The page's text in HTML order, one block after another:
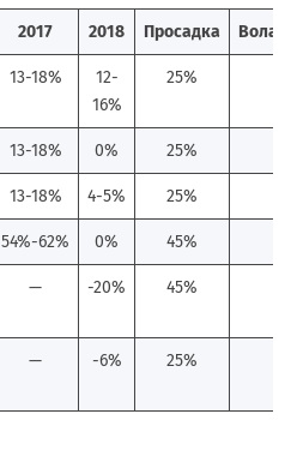
2017 2018 Просадка
13-18%
12-
16%
25%
13-18% 0% 25%
13-18% 4-5% 25%
54%-62% 0% 45%
— -20% 45%
— -6% 25%